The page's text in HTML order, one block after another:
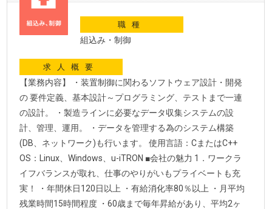
職種
組込み・制御
求人概要
【業務内容】 ・装置制御に関わるソフトウェア設計・開発
の 要件定義、基本設計～プログラミング、テストまで一連
の設計。 ・製造ラインに必要なデータ収集システムの設
計、管理、運用。 ・データを管理する為のシステム構築
(DB、ネットワーク)も行います。 使用言語：CまたはC++
OS：Linux、Windows、u-iTRON ■会社の魅力 1．ワークラ
イフバランスが取れ、仕事のやりがいもプライベートも充
実！ ・年間休日120日以上 ・有給消化率80％以上 ・月平均
残業時間15時間程度 ・60歳まで毎年昇給があり、平均2ヶ